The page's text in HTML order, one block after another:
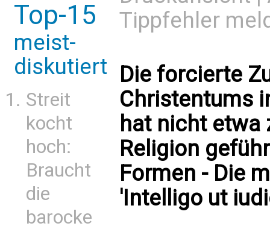
Top-15
meist-
diskutiert
Streit
kocht
hoch:
Braucht
die
barocke
Tippfehler
Die forcierte
Christentums
hat nicht etwa
Religion
Formen - Die
'Intelligo ut